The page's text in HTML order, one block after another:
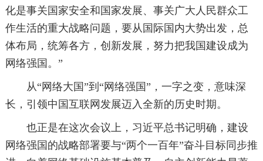
化是事关国家安全和国家发展、事关广大人民群众工
作生活的重大战略问题，要从国际国内大势出发，总
体布局，统筹各方，创新发展，努力把我国建设成为
网络强国。”
从“网络大国”到“网络强国”，一字之变，意味深
长，引领中国互联网发展迈入全新的历史时期。
也正是在这次会议上，习近平总书记明确，建设
网络强国的战略部署要与“两个一百年”奋斗目标同步推